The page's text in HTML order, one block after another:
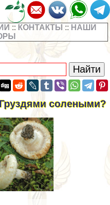
:: КОНТАКТЫ :: НАШИ
солеными?